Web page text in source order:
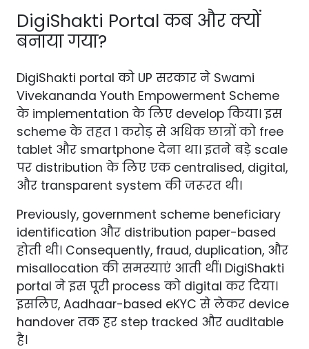
DigiShakti Portal कब और क्यों
बनाया गया?
DigiShakti portal को UP सरकार ने Swami
Vivekananda Youth Empowerment Scheme
के implementation के लिए develop किया। इस
scheme के तहत 1 करोड़ से अधिक छात्रों को free
tablet और smartphone देना था। इतने बड़े scale
पर distribution के लिए एक centralised, digital,
और transparent system की जरूरत थी।
Previously, government scheme beneficiary
identification और distribution paper-based
होती थी। Consequently, fraud, duplication, और
misallocation की समस्याएं आती थीं। DigiShakti
portal ने इस पूरी process को digital कर दिया।
इसलिए, Aadhaar-based eKYC से लेकर device
handover तक हर step tracked और auditable
है।